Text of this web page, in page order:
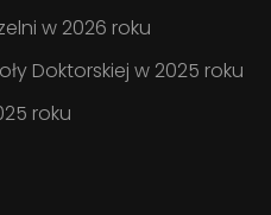
w 2026 roku
Doktorskiej w 2025 roku
roku